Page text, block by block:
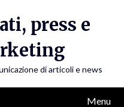
press e
di articoli e news
Menu